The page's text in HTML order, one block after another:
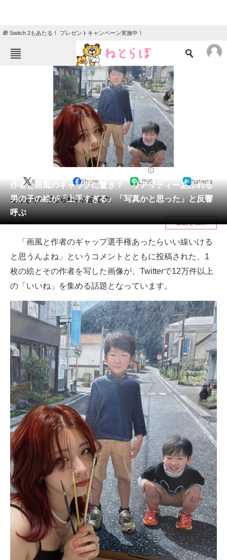
🎁 Switch 2もあたる！ プレゼントキャンペーン実施中！
ねとらぼメニュー
ニュース
クイズ
地域
教育・育児
リサーチ
会員記事
メディア
注目記事を集めた総合ページ
ITの今と未来を見通す
スマホと通信の最新トレンド
進化するPCとデバイスの未来
好きが集まる 比べて選べる
ビジネスと働き方のヒント
AI活用のいまが分かる
企業ITのトレンドを詳説
経営リーダーのコミュニティ
マーケ×ITの今がよく分かる
ITエンジニア向け専門サイト
企業向けIT製品の総合サイト
IT製品の技術・比較・事例
製造業のIT導入・活用を支援
モノづくり技術者専門サイト
エレクトロニクス専門サイト
作者と画風のギャップに驚き？ リアリティーあふれる
男の子の絵が「上手すぎる」「写真かと思った」と反響
呼ぶ
X Share LINE hatena
ぬくもりの感じられる作品です。
目次を表示
「画風と作者のギャップ選手権あったらいい線いける
と思うんよね」というコメントとともに投稿された、1
枚の絵とその作者を写した画像が、Twitterで12万件以上
の「いいね」を集める話題となっています。